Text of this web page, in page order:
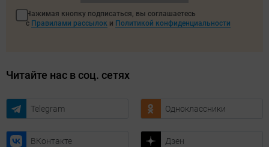
Нажимая кнопку подписаться, вы соглашаетесь
с Правилами рассылок и Политикой конфиденциальности
Читайте нас в соц. сетях
Telegram Одноклассники
ВКонтакте Дзен